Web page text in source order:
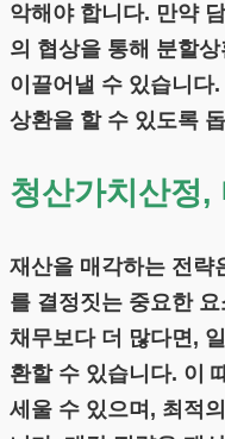
악해야 합니다. 만약
의 협상을 통해 분할
이끌어낼 수 있습니다
상환을 할 수 있도록
청산가치산정,
재산을 매각하는 전략
를 결정짓는 중요한
채무보다 더 많다면,
환할 수 있습니다. 이
세울 수 있으며, 최적